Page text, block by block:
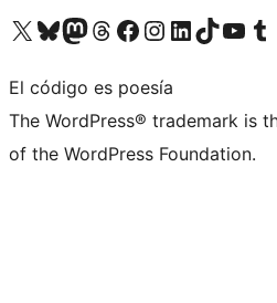
Visita nuestra cuenta de X (anteriormente Twitter)
Visita nuestra cuenta de Bluesky
Visita nuestra cuenta de Mastodon
Visita nuestra cuenta de Threads
Visita nuestra página de Facebook
Visita nuestra cuenta de Instagram
Visita nuestra cuenta de LinkedIn
Visita nuestra cuenta de TikTok
Visita nuestroVisita
El código es poesía
The WordPress® trademark is
of the WordPress Foundation.